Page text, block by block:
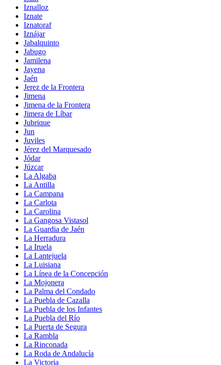
Iznalloz
Iznate
Iznatoraf
Iznájar
Jabalquinto
Jabugo
Jamilena
Jayena
Jaén
Jerez de la Frontera
Jimena
Jimena de la Frontera
Jimera de Líbar
Jubrique
Jun
Juviles
Jérez del Marquesado
Jódar
Júzcar
La Algaba
La Antilla
La Campana
La Carlota
La Carolina
La Gangosa Vistasol
La Guardia de Jaén
La Herradura
La Iruela
La Lantejuela
La Luisiana
La Línea de la Concepción
La Mojonera
La Palma del Condado
La Puebla de Cazalla
La Puebla de los Infantes
La Puebla del Río
La Puerta de Segura
La Rambla
La Rinconada
La Roda de Andalucía
La Victoria